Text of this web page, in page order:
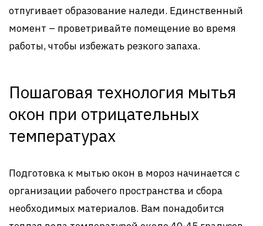
отпугивает образование наледи. Единственный
момент – проветривайте помещение во время
работы, чтобы избежать резкого запаха.
Пошаговая технология мытья
окон при отрицательных
температурах
Подготовка к мытью окон в мороз начинается с
организации рабочего пространства и сбора
необходимых материалов. Вам понадобится